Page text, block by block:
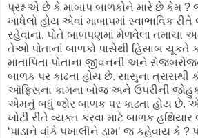
પ્રશ્ન એ છે કે માબાપ બાળકોને મારે છે કેમ
ખાધેલો હોય એવાં માબાપમાં સ્વાભાવિક
રહેવાના. પોતે બાળપણમાં મેળવેલા તમાચા
તેઓ પોતાનાં બાળકો પાસેથી હિસાબ ચૂકતે
માતાપિતા પોતાના જીવનની અને
બાળક પર કાઢતા હોય છે. સાસુના ત્રાસથી
ઑફિસના કામના બોજ અને ઉપરીની
એમનું બધું જોર બાળક પર કાઢતા હોય છે.
ખોટી રીતે વ્યક્ત કરવા માટે બાળક
‘પાડાને વાંકે પખાલીને ડામ’ જ કહેવાય કે ?